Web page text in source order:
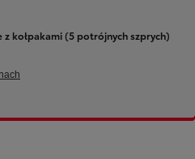
kołpakami (5 potrójnych szprych)